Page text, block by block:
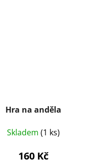
Hra na anděla
Skladem (1 ks)
160 Kč